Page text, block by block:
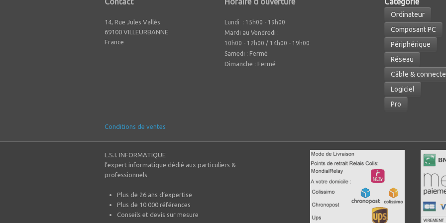
14, Rue Jules Vallès
69100 VILLEURBANNE
France
Lundi : 15h00 - 19h00
Mardi au Vendredi :
10h00 - 12h00 / 14h00 - 19h00
Samedi : Fermé
Dimanche : Fermé
Ordinateur
Composant PC
Périphérique
Réseau
Câble &
Logiciel
Pro
Conditions de ventes
L.S.I. INFORMATIQUE
l’expert informatique dédié aux particuliers &
professionnels
Plus de 26 ans d’expertise
Plus de 10 000 références
Conseils et devis sur mesure